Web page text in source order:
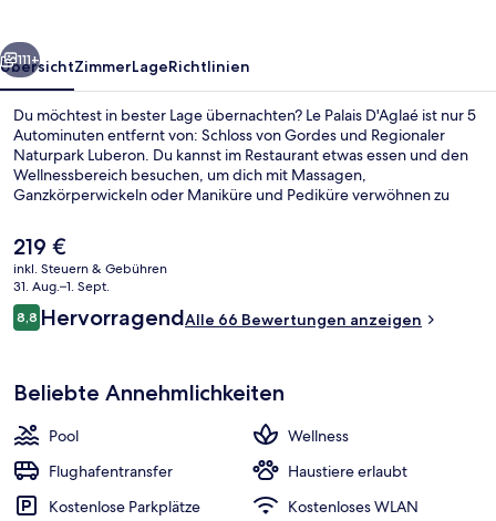
Weiter
111+
ÜbersichtZimmerLageRichtlinien
Du möchtest in bester Lage übernachten? Le Palais D'Aglaé ist nur 5
Autominuten entfernt von: Schloss von Gordes und Regionaler
Naturpark Luberon. Du kannst im Restaurant etwas essen und den
Wellnessbereich besuchen, um dich mit Massagen,
Ganzkörperwickeln oder Maniküre und Pediküre verwöhnen zu
eine Snackbar sind weitere Highlights.
Der
aktuelle
Preis
beträgt
219 €.
219 €
inkl. Steuern & Gebühren
31. Aug.–1. Sept.
Bewertungen
8,88,8 von 10.
HervorragendAlle 66 Bewertungen anzeigen
Beliebte Annehmlichkeiten
Pool
Wellness
Flughafentransfer
Haustiere erlaubt
Kostenlose Parkplätze
Kostenloses WLAN